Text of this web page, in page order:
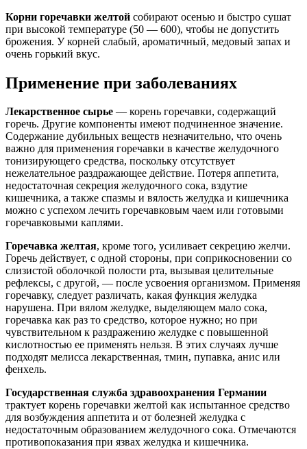
Корни горечавки желтой собирают осенью и быстро сушат
при высокой температуре (50 — 600), чтобы не допустить
брожения. У корней слабый, ароматичный, медовый запах и
очень горький вкус.
Применение при заболеваниях
Лекарственное сырье — корень горечавки, содержащий
горечь. Другие компоненты имеют подчиненное значение.
Содержание дубильных веществ незначительно, что очень
важно для применения горечавки в качестве желудочного
тонизирующего средства, поскольку отсутствует
нежелательное раздражающее действие. Потеря аппетита,
недостаточная секреция желудочного сока, вздутие
кишечника, а также спазмы и вялость желудка и кишечника
можно с успехом лечить горечавковым чаем или готовыми
горечавковыми каплями.
Горечавка желтая, кроме того, усиливает секрецию желчи.
Горечь действует, с одной стороны, при соприкосновении со
слизистой оболочкой полости рта, вызывая целительные
рефлексы, с другой, — после усвоения организмом. Применяя
горечавку, следует различать, какая функция желудка
нарушена. При вялом желудке, выделяющем мало сока,
горечавка как раз то средство, которое нужно; но при
чувствительном к раздражению желудке с повышенной
кислотностью ее применять нельзя. В этих случаях лучше
подходят мелисса лекарственная, тмин, пупавка, анис или
фенхель.
Государственная служба здравоохранения Германии
трактует корень горечавки желтой как испытанное средство
для возбуждения аппетита и от болезней желудка с
недостаточным образованием желудочного сока. Отмечаются
противопоказания при язвах желудка и кишечника.